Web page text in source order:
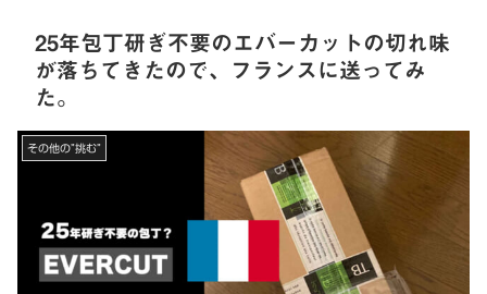
25年包丁研ぎ不要のエバーカットの切れ味
が落ちてきたので、フランスに送ってみ
た。
その他の”挑む”